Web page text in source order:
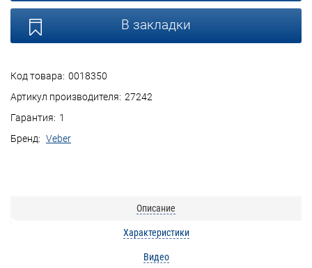
Код товара: 0018350
Артикул производителя: 27242
Гарантия: 1
Бренд: Veber
В закладки
Описание
Характеристики
Видео